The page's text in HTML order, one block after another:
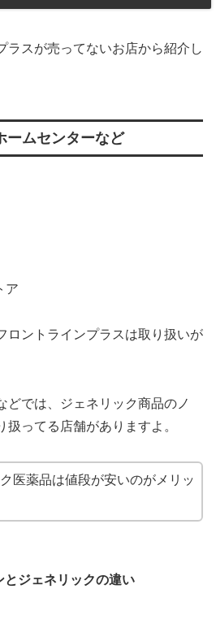
ラスが売ってないお店から紹介し
ームセンターなど
ア
ロントラインプラスは取り扱いが
どでは、ジェネリック商品のノ
扱ってる店舗がありますよ。
医薬品は値段が安いのがメリッ
とジェネリックの違い